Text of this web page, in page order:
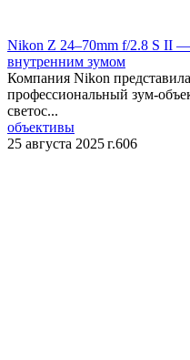
Nikon Z 24–70mm f/2.8 S II
внутренним зумом
Компания Nikon
профессиональный зум-
светос...
объективы
25 августа 2025 г.606